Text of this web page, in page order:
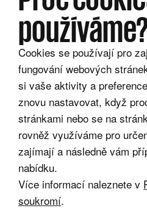
Cookies se používají pro
fungování webových
si vaše aktivity a
znovu nastavovat, když
stránkami nebo se na
rovněž využíváme pro
zajímají a následně vám
nabídku.
Více informací naleznete v
soukromí.